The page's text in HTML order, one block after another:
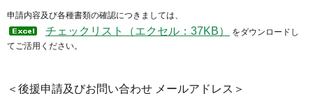
申請内容及び各種書類の確認につきましては、
チェックリスト（エクセル：37KB）
をダウンロードし
てご活用ください。
＜後援申請及びお問い合わせ メールアドレス＞